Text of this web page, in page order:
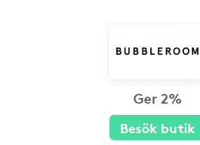
Ger 2%
Besök butik